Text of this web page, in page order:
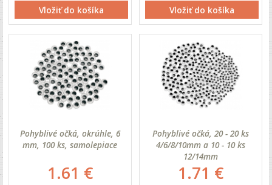
Vložiť do košíka Vložiť do košíka
Pohyblivé očká, okrúhle, 6
mm, 100 ks, samolepiace
1.61 €
Pohyblivé očká, 20 - 20 ks
4/6/8/10mm a 10 - 10 ks
12/14mm
1.71 €